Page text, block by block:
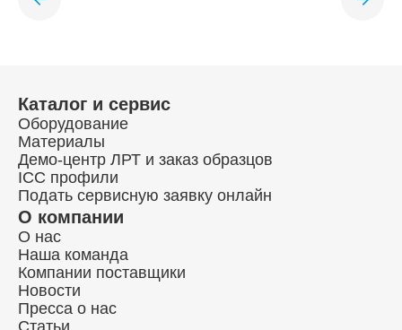
Каталог и сервис
Оборудование
Материалы
Демо-центр ЛРТ и заказ образцов
ICC профили
Подать сервисную заявку онлайн
О компании
О нас
Наша команда
Компании поставщики
Новости
Пресса о нас
Статьи